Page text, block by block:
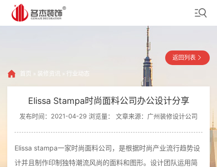
首页 » 装修资讯 » 行业动态
返回列表
Elissa Stampa时尚面料公司办公设计分享
发布时间：2021-04-29 浏览量： 文章来源：广州装修设计公司
Elissa stampa一家时尚面料公司，是根据时尚产业流行趋势设
计并且制作印制独特潮流风尚的面料和图形。设计团队运用简